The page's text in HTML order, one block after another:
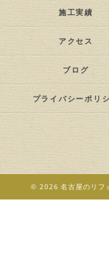
施工実績
アクセス
ブログ
プライバシーポリ
© 2026 名古屋のリフ